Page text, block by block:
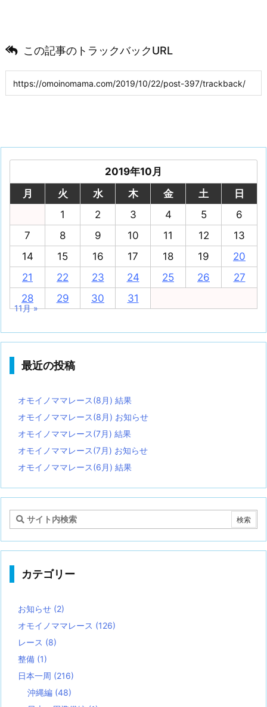
この記事のトラックバックURL
2019年10月
月
火 水 木 金 土
日
1
2 3 4 5
6
7
8 9 10 11 12
13
14
15 16 17 18 19
20
21
22 23 24 25 26
27
28
29 30 31
11月 »
最近の投稿
オモイノママレース(8月) 結果
オモイノママレース(8月) お知らせ
オモイノママレース(7月) 結果
オモイノママレース(7月) お知らせ
オモイノママレース(6月) 結果
カテゴリー
お知らせ (2)
オモイノママレース (126)
レース (8)
整備 (1)
日本一周 (216)
沖縄編 (48)